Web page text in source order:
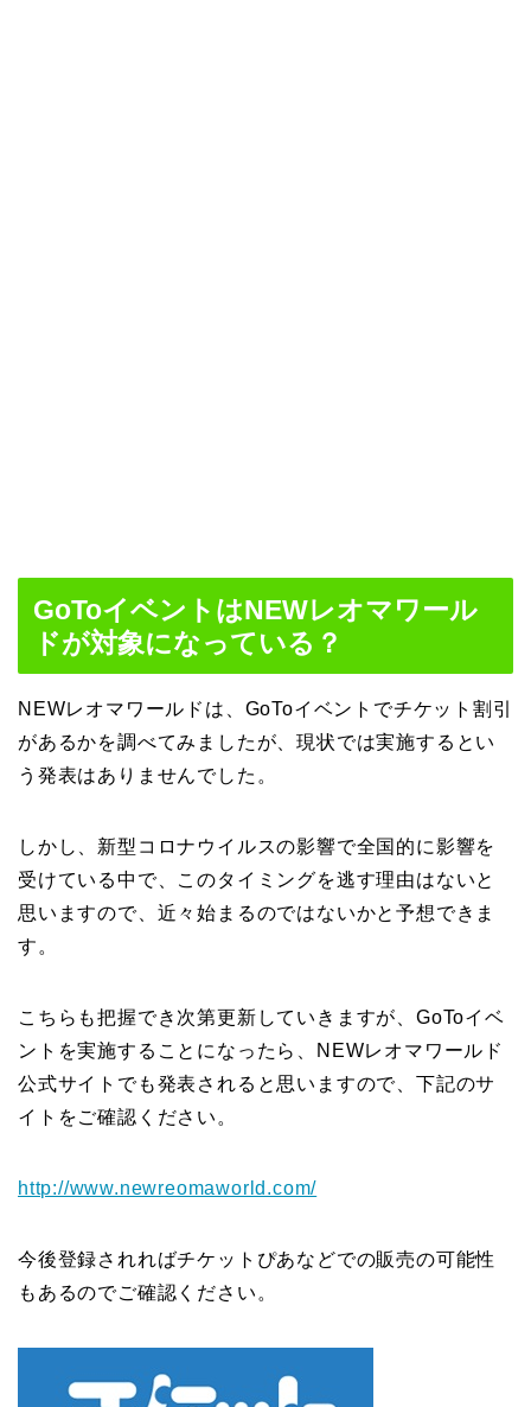
GoToイベントはNEWレオマワール
ドが対象になっている？
NEWレオマワールドは、GoToイベントでチケット割引
があるかを調べてみましたが、現状では実施するとい
う発表はありませんでした。
しかし、新型コロナウイルスの影響で全国的に影響を
受けている中で、このタイミングを逃す理由はないと
思いますので、近々始まるのではないかと予想できま
す。
こちらも把握でき次第更新していきますが、GoToイベ
ントを実施することになったら、NEWレオマワールド
公式サイトでも発表されると思いますので、下記のサ
イトをご確認ください。
http://www.newreomaworld.com/
今後登録されればチケットぴあなどでの販売の可能性
もあるのでご確認ください。